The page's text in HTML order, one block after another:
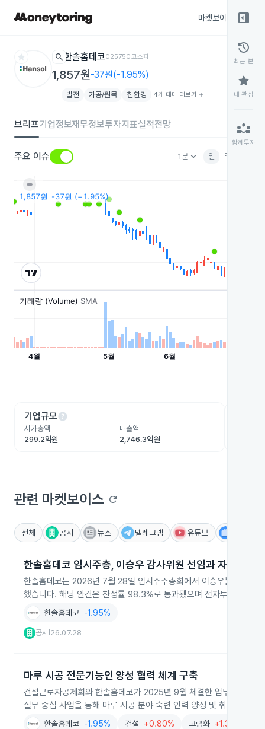
마켓보이스
star search 한솔홈데코025750코스피
1,857원-37원(-1.95%)
발전 가공/원목 친환경 4개 테마 더보기 add
브리프기업정보재무정보투자지표실적전망
주요 이슈 1분keyboard_arrow_down 일 주
기업규모help
시가총액
299.2억원
매출액
2,746.3억원
관련 마켓보이스 refresh
전체 공시 뉴스 텔레그램 유튜브
한솔홈데코 임시주총, 이승우 감사위원 선임과 자본준비
한솔홈데코는 2026년 7월 28일 임시주주총회에서 이승우를 신규
했습니다. 해당 안건은 찬성률 98.3%로 통과됐으며 전자투표에서는
한솔홈데코 -1.95%
공시 26.07.28
마루 시공 전문기능인 양성 협력 체계 구축
건설근로자공제회와 한솔홈데코가 2025년 9월 체결한 업무협약을
실무 중심 사업을 통해 마루 시공 분야 숙련 인력 양성 및 취업 연계를
한솔홈데코 -1.95% 건설 +0.80% 고령화 +1.34%
right_panel_open
history
최근 본
star
내 관심
partner_exchange
함께투자